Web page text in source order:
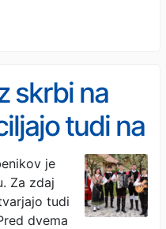
skrbi na
tudi na
je
Za zdaj
tudi
dvema